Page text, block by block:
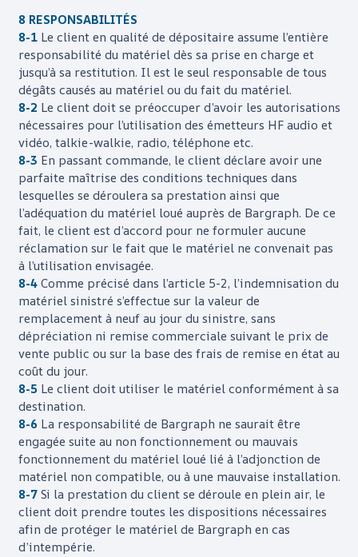
8 RESPONSABILITÉS
8-1 Le client en qualité de dépositaire assume l’entière
responsabilité du matériel dès sa prise en charge et
jusqu’à sa restitution. Il est le seul responsable de tous
dégâts causés au matériel ou du fait du matériel.
8-2 Le client doit se préoccuper d’avoir les autorisations
nécessaires pour l’utilisation des émetteurs HF audio et
vidéo, talkie-walkie, radio, téléphone etc.
8-3 En passant commande, le client déclare avoir une
parfaite maîtrise des conditions techniques dans
lesquelles se déroulera sa prestation ainsi que
l’adéquation du matériel loué auprès de Bargraph. De ce
fait, le client est d’accord pour ne formuler aucune
réclamation sur le fait que le matériel ne convenait pas
à l’utilisation envisagée.
8-4 Comme précisé dans l’article 5-2, l’indemnisation du
matériel sinistré s’effectue sur la valeur de
remplacement à neuf au jour du sinistre, sans
dépréciation ni remise commerciale suivant le prix de
vente public ou sur la base des frais de remise en état au
coût du jour.
8-5 Le client doit utiliser le matériel conformément à sa
destination.
8-6 La responsabilité de Bargraphne saurait être
engagée suite au non fonctionnement ou mauvais
fonctionnement du matériel loué lié à l’adjonction de
matériel non compatible, ou à une mauvaise installation.
8-7 Si la prestation du client se déroule en plein air, le
client doit prendre toutes les dispositions nécessaires
afin de protéger le matériel de Bargraphen cas
d’intempérie.